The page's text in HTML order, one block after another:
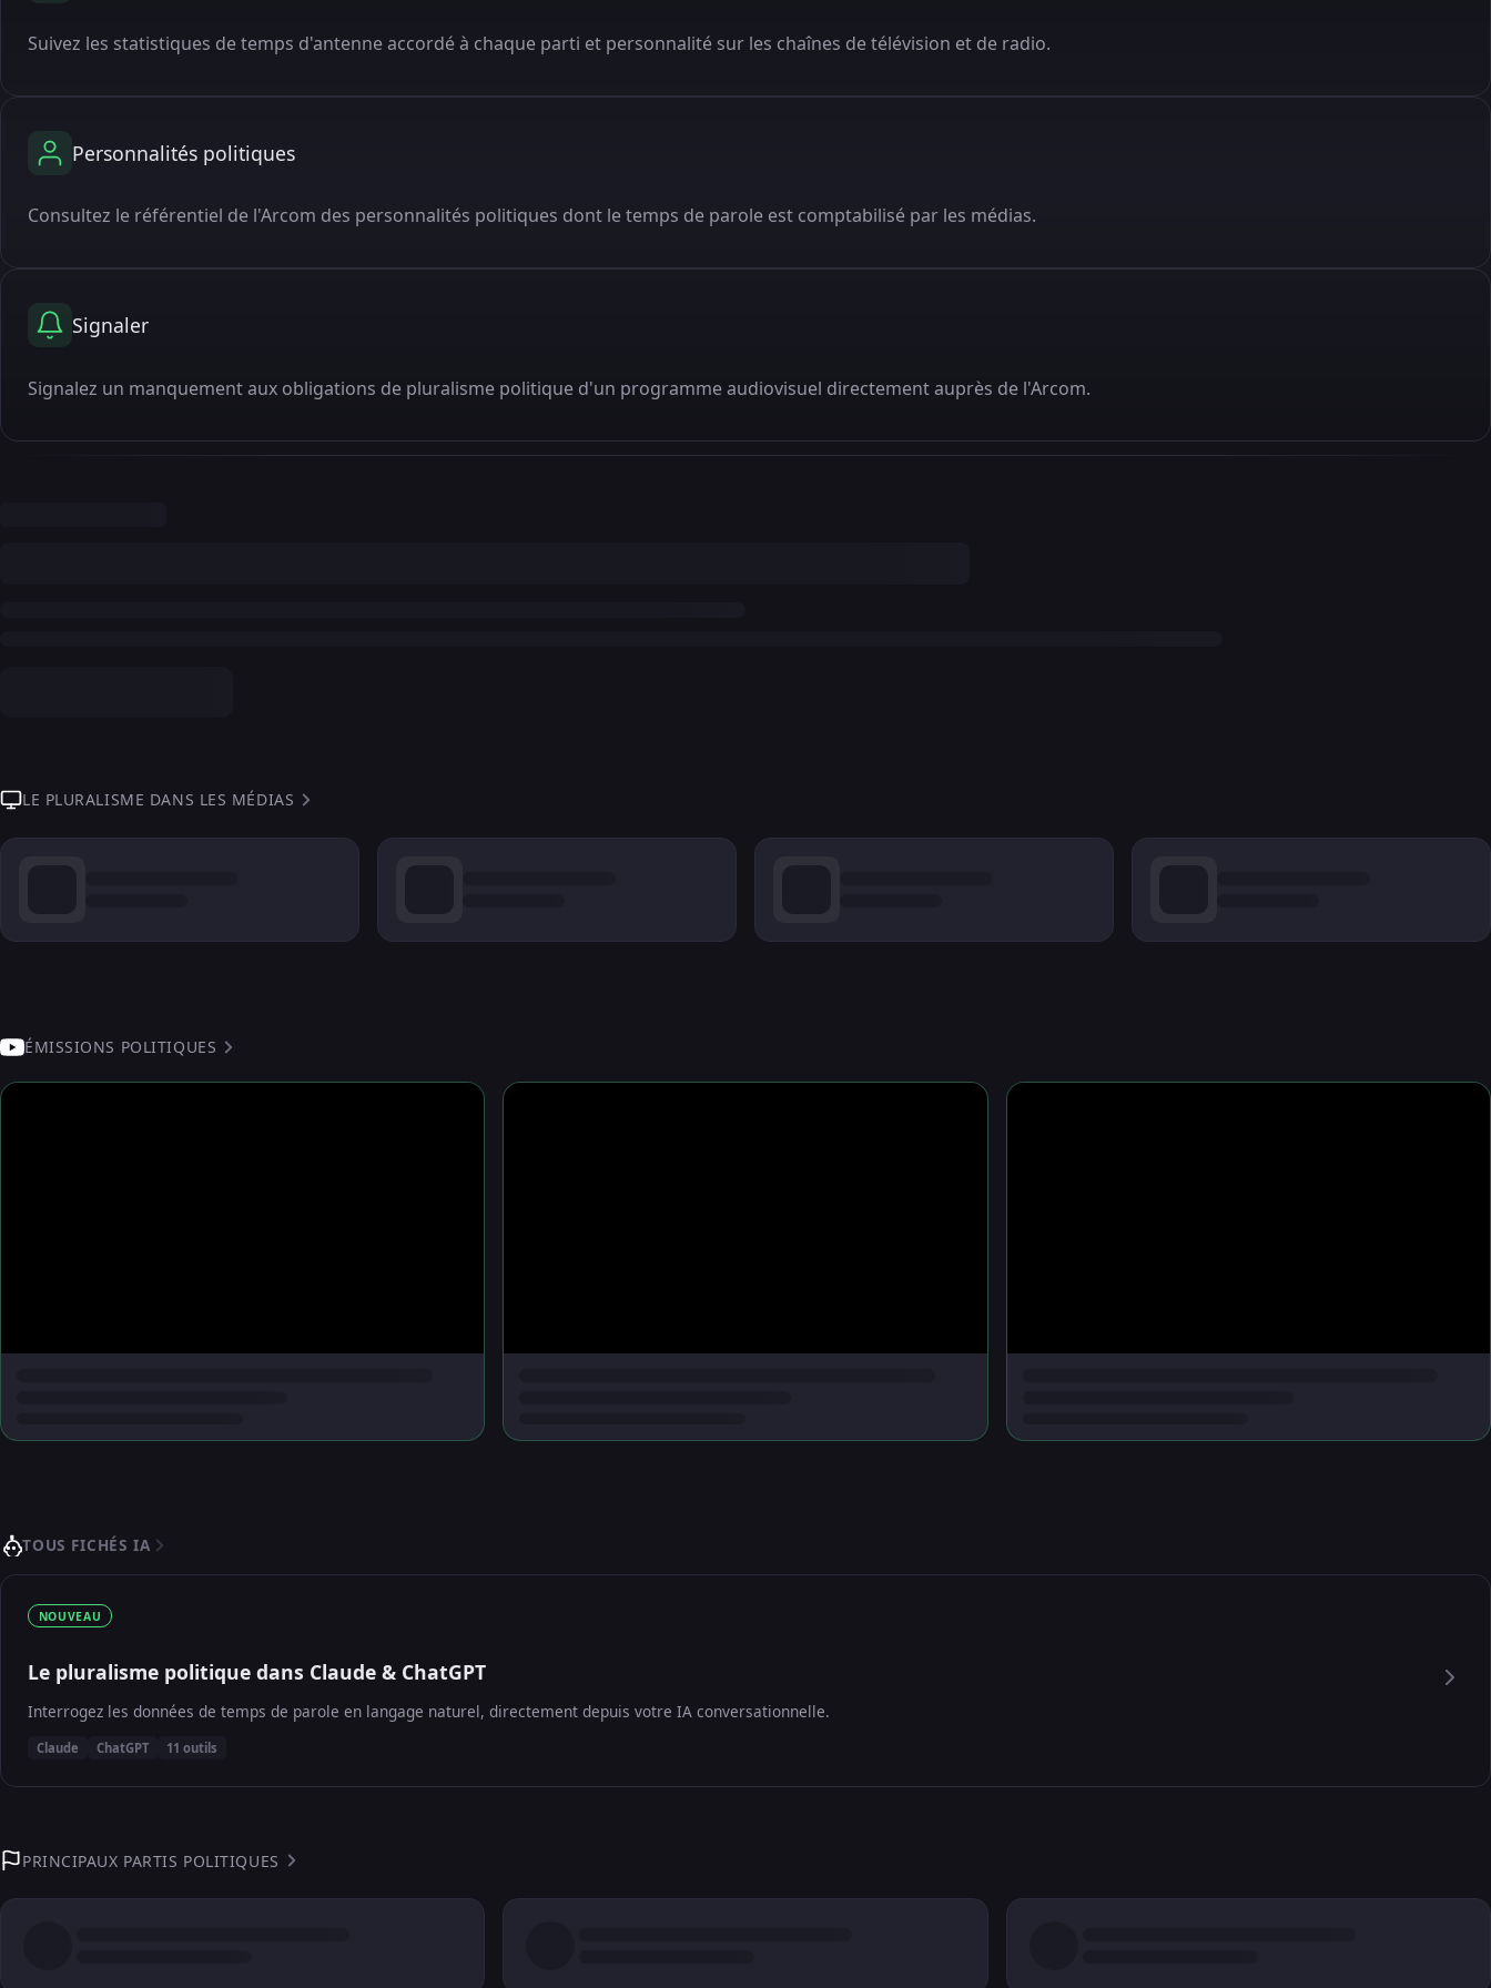
Suivez les statistiques de temps d'antenne accordé à chaque parti et personnalité sur les chaînes de télévision et de radio.
Personnalités politiques
Consultez le référentiel de l'Arcom des personnalités politiques dont le temps de parole est comptabilisé par les médias.
Signaler
Signalez un manquement aux obligations de pluralisme politique d'un programme audiovisuel directement auprès de l'Arcom.
LE PLURALISME DANS LES MÉDIAS
ÉMISSIONS POLITIQUES
TOUS FICHÉS IA
NOUVEAU
Le pluralisme politique dans Claude & ChatGPT
Interrogez les données de temps de parole en langage naturel, directement depuis votre IA conversationnelle.
Claude ChatGPT 11 outils
PRINCIPAUX PARTIS POLITIQUES